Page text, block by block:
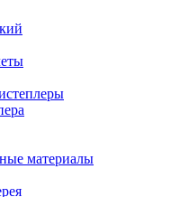
материалы